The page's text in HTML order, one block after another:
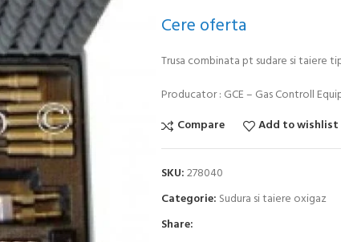
Cere oferta
Trusa combinata pt sudare si taiere
Producator : GCE – Gas Controll
Compare
Add to wishlist
SKU:278040
Categorie: Sudura si taiere oxigaz
Share: